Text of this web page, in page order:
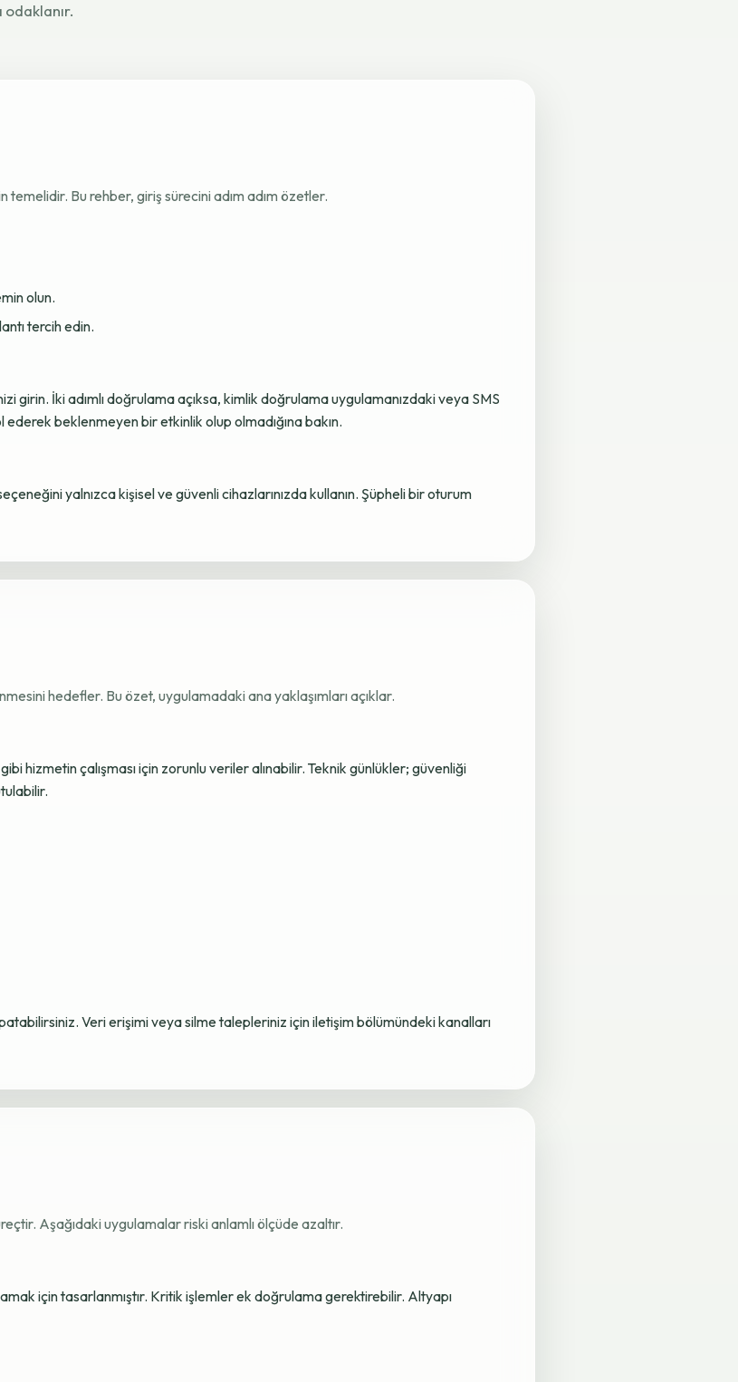
Bu rehber, giriş sürecini adım adım özetler.
olun.
tercih edin.
girin. İki adımlı doğrulama açıksa, kimlik doğrulama uygulamanızdaki veya SMS
beklenmeyen bir etkinlik olup olmadığına bakın.
yalnızca kişisel ve güvenli cihazlarınızda kullanın. Şüpheli bir oturum
hedefler. Bu özet, uygulamadaki ana yaklaşımları açıklar.
hizmetin çalışması için zorunlu veriler alınabilir. Teknik günlükler; güvenliği
Veri erişimi veya silme talepleriniz için iletişim bölümündeki kanalları
Aşağıdaki uygulamalar riski anlamlı ölçüde azaltır.
için tasarlanmıştır. Kritik işlemler ek doğrulama gerektirebilir. Altyapı